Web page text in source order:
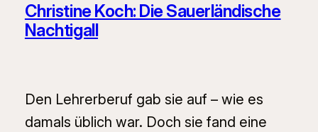
Christine Koch: Die Sauerländische
Nachtigall
Den Lehrerberuf gab sie auf – wie es
damals üblich war. Doch sie fand eine